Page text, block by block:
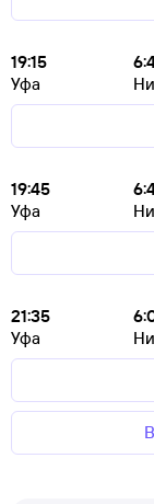
19:15
Уфа
19:45
Уфа
21:35
Уфа